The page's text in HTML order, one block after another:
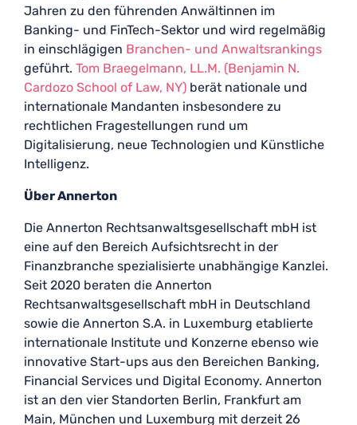
Jahren zu den führenden Anwältinnen im
Banking- und FinTech-Sektor und wird regelmäßig
in einschlägigen Branchen- und Anwaltsrankings
geführt. Tom Braegelmann, LL.M. (Benjamin N.
Cardozo School of Law, NY) berät nationale und
internationale Mandanten insbesondere zu
rechtlichen Fragestellungen rund um
Digitalisierung, neue Technologien und Künstliche
Intelligenz.
Über Annerton
Die Annerton Rechtsanwaltsgesellschaft mbH ist
eine auf den Bereich Aufsichtsrecht in der
Finanzbranche spezialisierte unabhängige Kanzlei.
Seit 2020 beraten die Annerton
Rechtsanwaltsgesellschaft mbH in Deutschland
sowie die Annerton S.A. in Luxemburg etablierte
internationale Institute und Konzerne ebenso wie
innovative Start-ups aus den Bereichen Banking,
Financial Services und Digital Economy. Annerton
ist an den vier Standorten Berlin, Frankfurt am
Main, München und Luxemburg mit derzeit 26